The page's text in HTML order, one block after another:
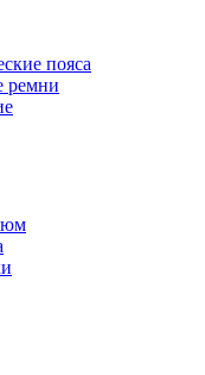
пояса
ремни